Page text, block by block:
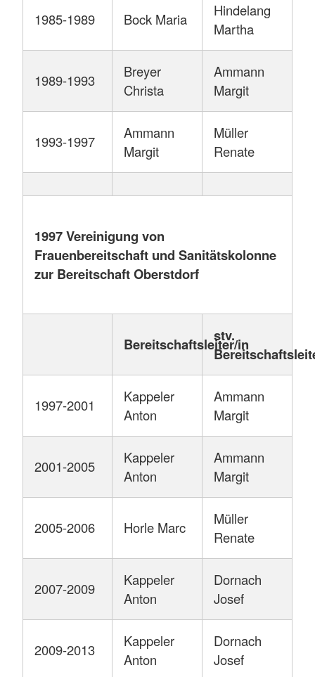
1985-1989 Bock Maria
Hindelang
Martha
1989-1993
Breyer
Christa
Ammann
Margit
1993-1997
Ammann
Margit
Müller
Renate
1997 Vereinigung von
Frauenbereitschaft und Sanitätskolonne
zur Bereitschaft Oberstdorf
Bereitschaftsleiter/in
stv.
1997-2001
Kappeler
Anton
Ammann
Margit
2001-2005
Kappeler
Anton
Ammann
Margit
2005-2006 Horle Marc
Müller
Renate
2007-2009
Kappeler
Anton
Dornach
Josef
2009-2013
Kappeler
Anton
Dornach
Josef